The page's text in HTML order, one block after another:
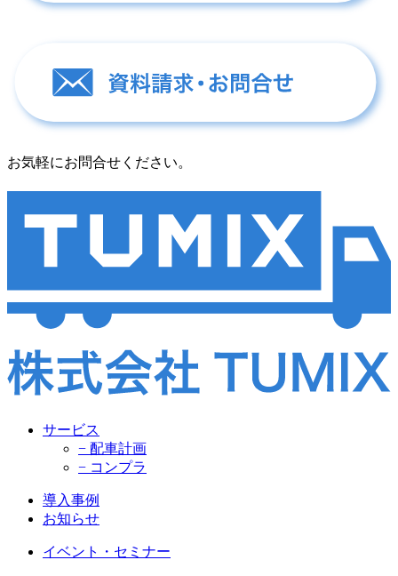
お気軽にお問合せください。
サービス
− 配車計画
− コンプラ
導入事例
お知らせ
イベント・セミナー